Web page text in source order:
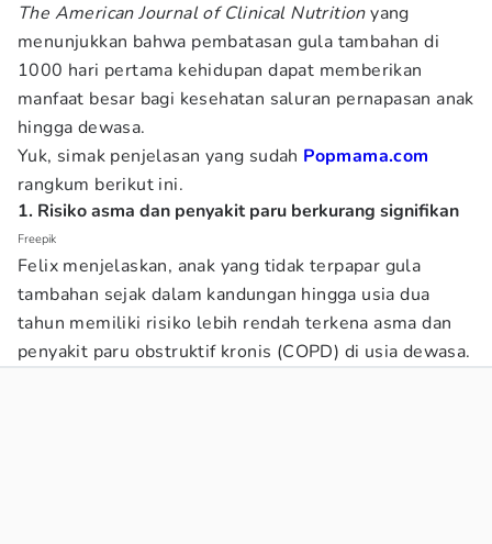
The American Journal of Clinical Nutritionyang
menunjukkan bahwa pembatasan gula tambahan di
1000 hari pertama kehidupan dapat memberikan
manfaat besar bagi kesehatan saluran pernapasan anak
hingga dewasa.
Yuk, simak penjelasan yang sudah Popmama.com
rangkum berikut ini.
1. Risiko asma dan penyakit paru berkurang signifikan
Freepik
Felix menjelaskan, anak yang tidak terpapar gula
tambahan sejak dalam kandungan hingga usia dua
tahun memiliki risiko lebih rendah terkena asma dan
penyakit paru obstruktif kronis (COPD) di usia dewasa.